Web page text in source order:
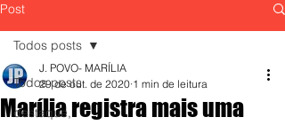
Post
Todos posts
destaque,
Todos posts
Marília registra mais uma
J. POVO- MARÍLIA
29 de out. de 2020 1 min de leitura